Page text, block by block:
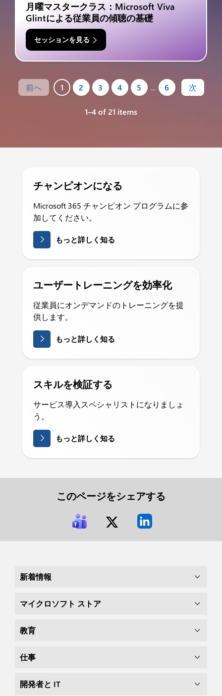
月曜マスタークラス：Microsoft Viva
Glintによる従業員の傾聴の基礎
セッションを見る
前へ 1 2 3 4 5 … 6 次
1–4 of 21 items
チャンピオンになる
Microsoft 365 チャンピオン プログラムに参
加してください。
もっと詳しく知る
ユーザートレーニングを効率化
従業員にオンデマンドのトレーニングを提
供します。
もっと詳しく知る
スキルを検証する
サービス導入スペシャリストになりましょ
う。
もっと詳しく知る
このページをシェアする
新着情報
マイクロソフト ストア
教育
仕事
開発者と IT